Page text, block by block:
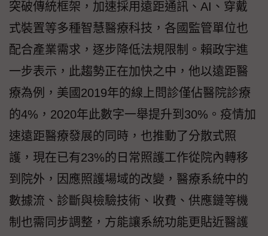
突破傳統框架，加速採用遠距通訊、AI、穿戴
式裝置等多種智慧醫療科技，各國監管單位也
配合產業需求，逐步降低法規限制。賴政宇進
一步表示，此趨勢正在加快之中，他以遠距醫
療為例，美國2019年的線上問診僅佔醫院診療
的4%，2020年此數字一舉提升到30%。疫情加
速遠距醫療發展的同時，也推動了分散式照
護，現在已有23%的日常照護工作從院內轉移
到院外，因應照護場域的改變，醫療系統中的
數據流、診斷與檢驗技術、收費、供應鏈等機
制也需同步調整，方能讓系統功能更貼近醫護